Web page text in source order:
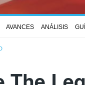
AVANCES ANÁLISIS